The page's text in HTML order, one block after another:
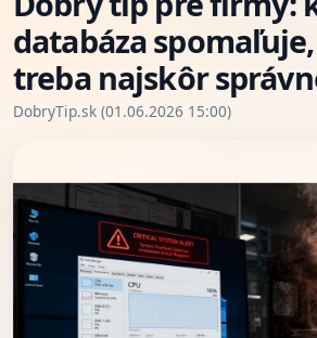
databáza
treba najskôr
DobryTip.sk (01.06.2026 15:00)